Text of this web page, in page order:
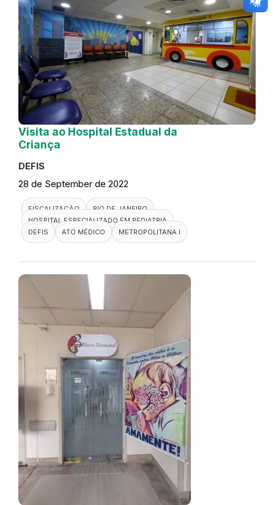
Visita ao Hospital Estadual da
Criança
DEFIS
28 de September de 2022
FISCALIZAÇÃO
RIO DE JANEIRO
HOSPITAL ESPECIALIZADO EM PEDIATRIA
DEFIS
ATO MÉDICO METROPOLITANA I